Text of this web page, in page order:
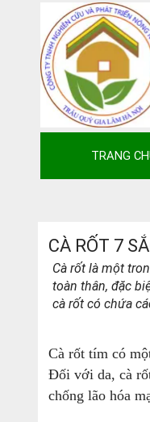
TRANG
CÀ RỐT 7
Cà rốt là một
toàn thân, đặc
cà rốt có chứa
Cà rốt tím có
Đối với da, cà
chống lão hóa